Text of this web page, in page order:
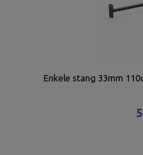
Enkele stang 33mm